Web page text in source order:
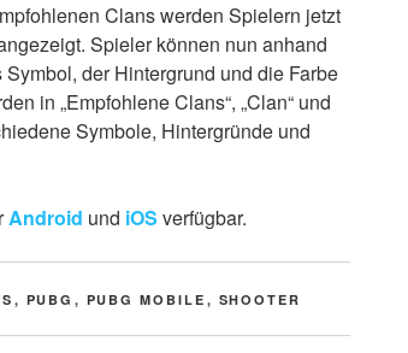
Clans werden Spielern jetzt
Spieler können nun anhand
der Hintergrund und die Farbe
in „Empfohlene Clans“, „Clan“ und
Symbole, Hintergründe und
Android und iOS verfügbar.
, PUBG , PUBG MOBILE , SHOOTER